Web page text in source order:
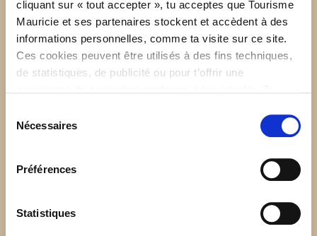
cliquant sur « tout accepter », tu acceptes que Tourisme
Mauricie et ses partenaires stockent et accèdent à des
informations personnelles, comme ta visite sur ce site.
Ces cookies peuvent être utilisés à des fins techniques,
de statistiques, de publicité ou pour t’offrir une
de Politique de confidentialité.
Nécessaires
Préférences
Statistiques